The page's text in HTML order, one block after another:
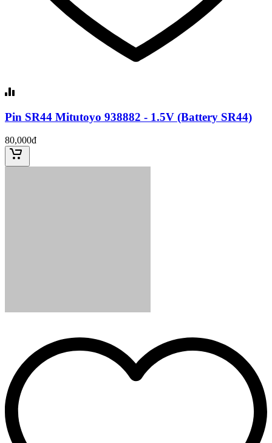
Pin SR44 Mitutoyo 938882 - 1.5V (Battery SR44)
80,000đ